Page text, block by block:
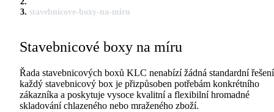
stavebnicove-boxy-na-miru
Stavebnicové boxy na míru
Řada stavebnicových boxů KLC nenabízí žádná standardní
každý stavebnicový box je přizpůsoben potřebám konkrétního
zákazníka a poskytuje vysoce kvalitní a flexibilní hromadné
skladování chlazeného nebo mraženého zboží.